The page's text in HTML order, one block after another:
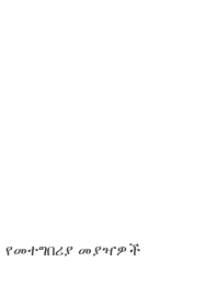
የመተግበሪያ መያዣዎች